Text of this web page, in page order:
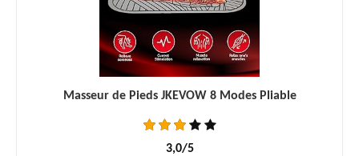
Masseur de Pieds JKEVOW 8 Modes Pliable
3,0/5